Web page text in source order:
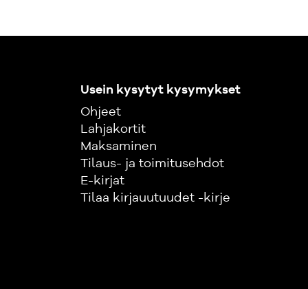
Usein kysytyt kysymykset
Ohjeet
Lahjakortit
Maksaminen
Tilaus- ja toimitusehdot
E-kirjat
Tilaa kirjauutuudet -kirje